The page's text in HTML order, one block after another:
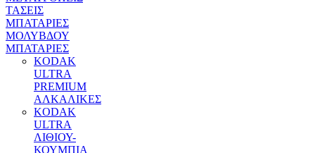
ΤΑΣΕΙΣ
ΜΠΑΤΑΡΙΕΣ
ΜΟΛΥΒΔΟΥ
MΠΑΤΑΡΙΕΣ
KODAK
ULTRA
PREMIUM
ΑΛΚΑΛΙΚΕΣ
KODAK
ULTRA
ΛΙΘΙΟΥ-
ΚΟΥΜΠΙΑ